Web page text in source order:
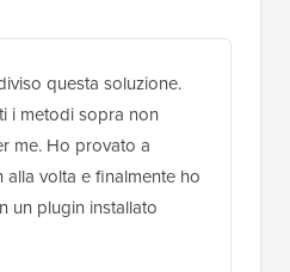
questa soluzione.
i metodi sopra non
me. Ho provato a
volta e finalmente ho
un plugin installato